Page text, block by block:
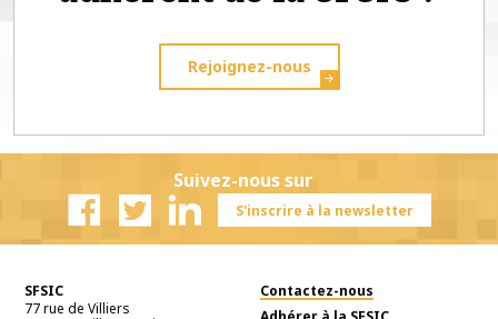
Rejoignez-nous
Suivez-nous sur
S'inscrire à la newsletter
SFSIC
77 rue de Villiers
Contactez-nous